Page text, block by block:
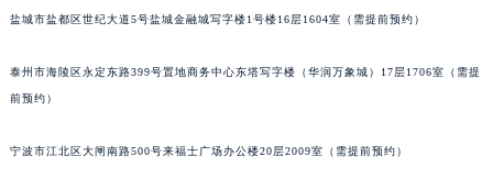
盐城市盐都区世纪大道5号盐城金融城写字楼1号楼16层1604室（需提前预约）
泰州市海陵区永定东路399号置地商务中心东塔写字楼（华润万象城）17层1706室（需提
前预约）
宁波市江北区大闸南路500号来福士广场办公楼20层2009室（需提前预约）